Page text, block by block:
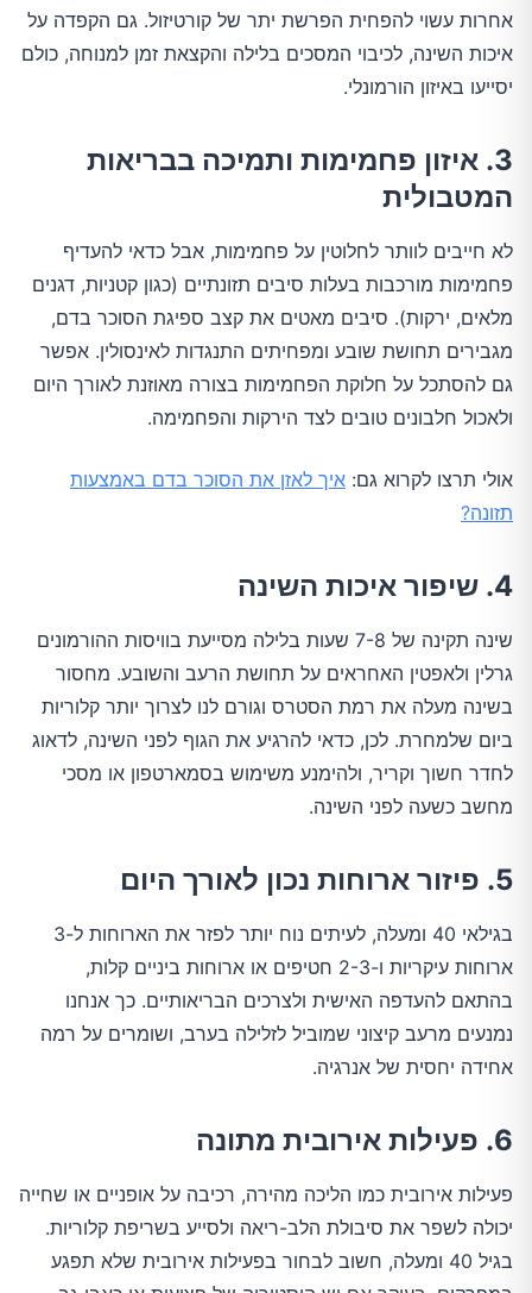
אחרות עשוי להפחית הפרשת יתר של קורטיזול. גם הקפדה על
איכות השינה, לכיבוי המסכים בלילה והקצאת זמן למנוחה, כולם
יסייעו באיזון הורמונלי.
3. איזון פחמימות ותמיכה בבריאות
המטבולית
לא חייבים לוותר לחלוטין על פחמימות, אבל כדאי להעדיף
פחמימות מורכבות בעלות סיבים תזונתיים (כגון קטניות, דגנים
מלאים, ירקות). סיבים מאטים את קצב ספיגת הסוכר בדם,
מגבירים תחושת שובע ומפחיתים התנגדות לאינסולין. אפשר
גם להסתכל על חלוקת הפחמימות בצורה מאוזנת לאורך היום
ולאכול חלבונים טובים לצד הירקות והפחמימה.
אולי תרצו לקרוא גם: איך לאזן את הסוכר בדם באמצעות
תזונה?
4. שיפור איכות השינה
שינה תקינה של 7-8 שעות בלילה מסייעת בוויסות ההורמונים
גרלין ולאפטין האחראים על תחושת הרעב והשובע. מחסור
בשינה מעלה את רמת הסטרס וגורם לנו לצרוך יותר קלוריות
ביום שלמחרת. לכן, כדאי להרגיע את הגוף לפני השינה, לדאוג
לחדר חשוך וקריר, ולהימנע משימוש בסמארטפון או מסכי
מחשב כשעה לפני השינה.
5. פיזור ארוחות נכון לאורך היום
בגילאי 40 ומעלה, לעיתים נוח יותר לפזר את הארוחות ל-3
ארוחות עיקריות ו-2-3 חטיפים או ארוחות ביניים קלות,
בהתאם להעדפה האישית ולצרכים הבריאותיים. כך אנחנו
נמנעים מרעב קיצוני שמוביל לזלילה בערב, ושומרים על רמה
אחידה יחסית של אנרגיה.
6. פעילות אירובית מתונה
פעילות אירובית כמו הליכה מהירה, רכיבה על אופניים או שחייה
יכולה לשפר את סיבולת הלב-ריאה ולסייע בשריפת קלוריות.
בגיל 40 ומעלה, חשוב לבחור בפעילות אירובית שלא תפגע